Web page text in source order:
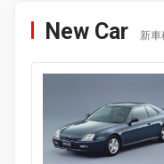
New Car 新車